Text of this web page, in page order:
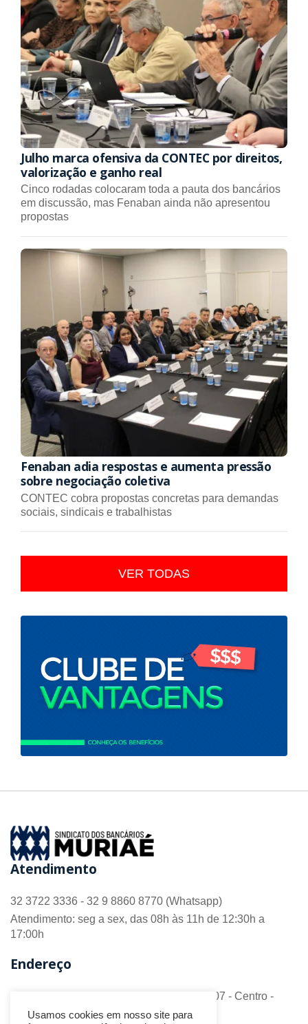
Julho marca ofensiva da CONTEC por direitos,
valorização e ganho real
Cinco rodadas colocaram toda a pauta dos bancários
em discussão, mas Fenaban ainda não apresentou
propostas
Fenaban adia respostas e aumenta pressão
sobre negociação coletiva
CONTEC cobra propostas concretas para demandas
sociais, sindicais e trabalhistas
VER TODAS
Atendimento
32 3722 3336 - 32 9 8860 8770 (Whatsapp)
Atendimento: seg a sex, das 08h às 11h de 12:30h a
17:00h
Endereço
R. Barão do Monte Alto nº 70 - Sala 306/307 - Centro -
CEP 36.880-018 - Muriaé/MG
Usamos cookies em nosso site para